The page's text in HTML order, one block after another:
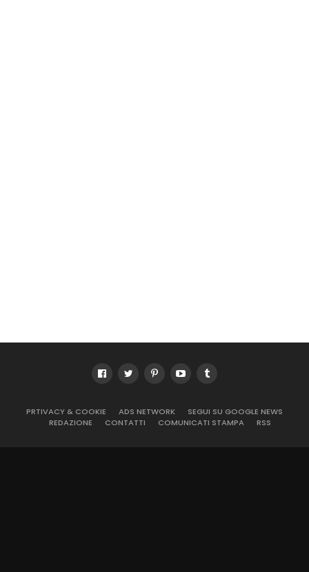
PRTIVACY & COOKIE ADS NETWORK
SEGUI SU GOOGLE NEWS
REDAZIONE
CONTATTI COMUNICATI STAMPA RSS